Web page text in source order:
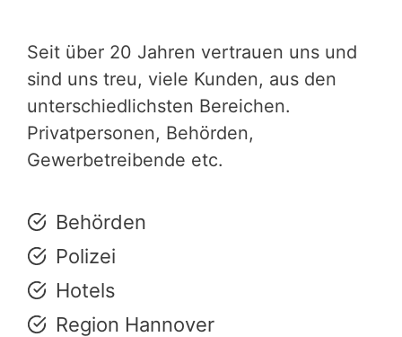
Seit über 20 Jahren vertrauen uns und
sind uns treu, viele Kunden, aus den
unterschiedlichsten Bereichen.
Privatpersonen, Behörden,
Gewerbetreibende etc.
Behörden
Polizei
Hotels
Region Hannover